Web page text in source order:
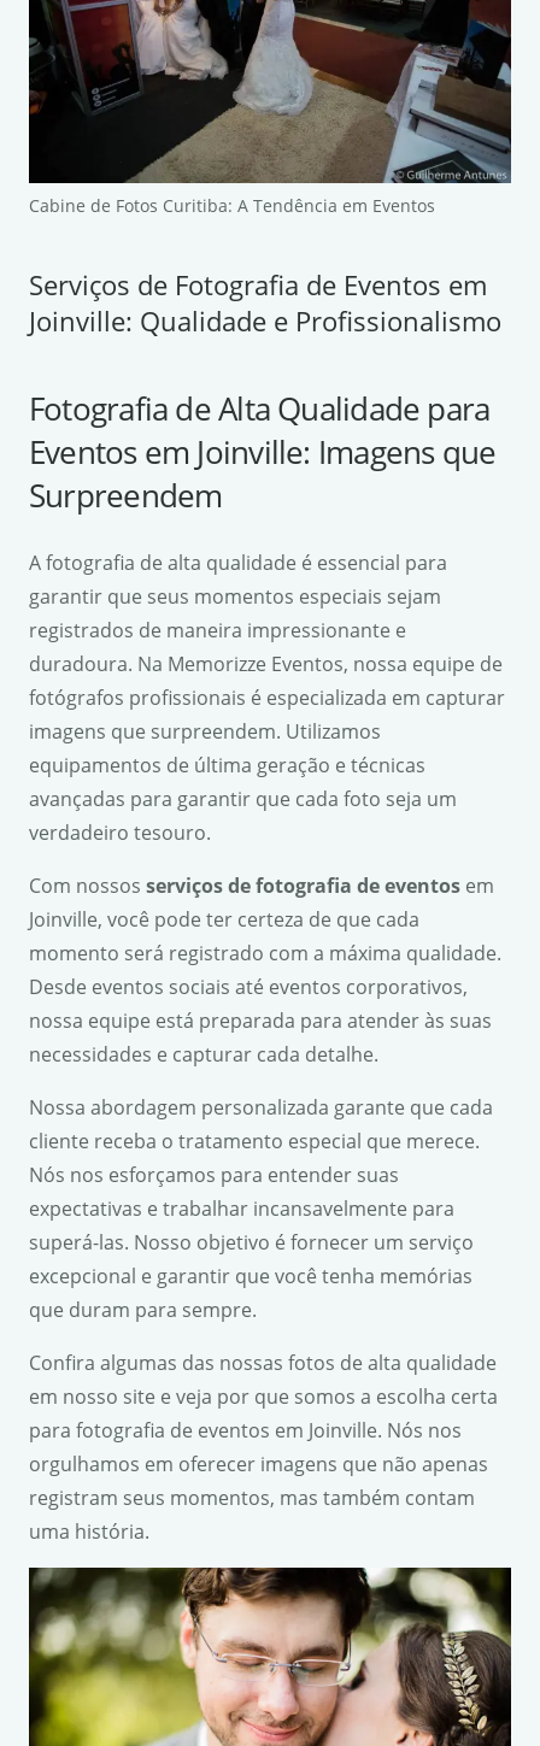
Cabine de Fotos Curitiba: A Tendência em Eventos
Serviços de Fotografia de Eventos em
Joinville: Qualidade e Profissionalismo
Fotografia de Alta Qualidade para
Eventos em Joinville: Imagens que
Surpreendem
A fotografia de alta qualidade é essencial para
garantir que seus momentos especiais sejam
registrados de maneira impressionante e
duradoura. Na Memorizze Eventos, nossa equipe de
fotógrafos profissionais é especializada em capturar
imagens que surpreendem. Utilizamos
equipamentos de última geração e técnicas
avançadas para garantir que cada foto seja um
verdadeiro tesouro.
Com nossos serviços de fotografia de eventos em
Joinville, você pode ter certeza de que cada
momento será registrado com a máxima qualidade.
Desde eventos sociais até eventos corporativos,
nossa equipe está preparada para atender às suas
necessidades e capturar cada detalhe.
Nossa abordagem personalizada garante que cada
cliente receba o tratamento especial que merece.
Nós nos esforçamos para entender suas
expectativas e trabalhar incansavelmente para
superá-las. Nosso objetivo é fornecer um serviço
excepcional e garantir que você tenha memórias
que duram para sempre.
Confira algumas das nossas fotos de alta qualidade
em nosso site e veja por que somos a escolha certa
para fotografia de eventos em Joinville. Nós nos
orgulhamos em oferecer imagens que não apenas
registram seus momentos, mas também contam
uma história.